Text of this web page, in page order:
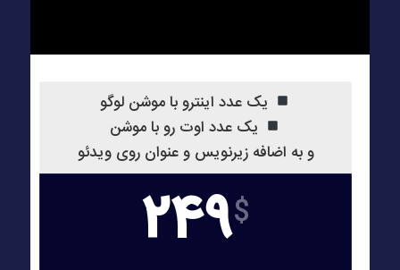
یک عدد اینترو با موشن لوگو
یک عدد اوت رو با موشن
و به اضافه زیرنویس و عنوان روی ویدئو
249$